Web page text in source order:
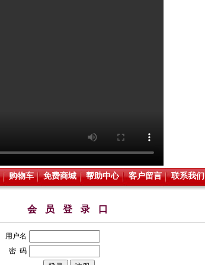
购物车 免费商城 帮助中心 客户留言 联系我们
会 员 登 录 口
用户名
密 码